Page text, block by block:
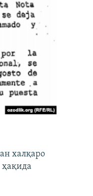
халқаро